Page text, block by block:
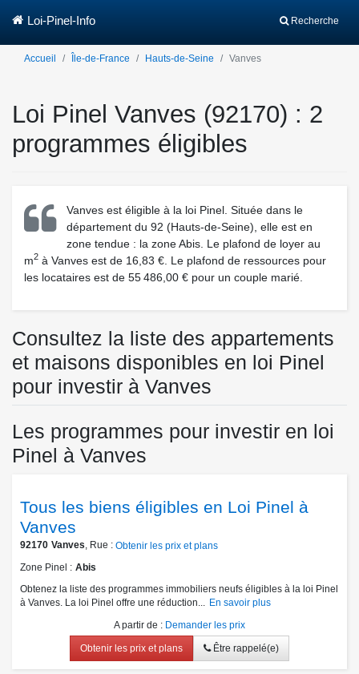
Recherche
Loi-Pinel-Info
Accueil Île-de-France Hauts-de-Seine Vanves
Loi Pinel Vanves (92170) : 2
programmes éligibles
Vanves est éligible à la loi Pinel. Située dans le
département du 92 (Hauts-de-Seine), elle est en
zone tendue : la zone Abis. Le plafond de loyer au
m2 à Vanves est de 16,83 €. Le plafond de ressources pour
les locataires est de 55 486,00 € pour un couple marié.
Consultez la liste des appartements
et maisons disponibles en loi Pinel
pour investir à Vanves
Les programmes pour investir en loi
Pinel à Vanves
Tous les biens éligibles en Loi Pinel à
Vanves
92170 Vanves , Rue : Obtenir les prix et plans
Zone Pinel
Abis
Obtenez la liste des programmes immobiliers neufs éligibles à la loi Pinel
à Vanves. La loi Pinel offre une réduction...
En savoir plus
A partir de : Demander les prix
Obtenir les prix et plans Être rappelé(e)